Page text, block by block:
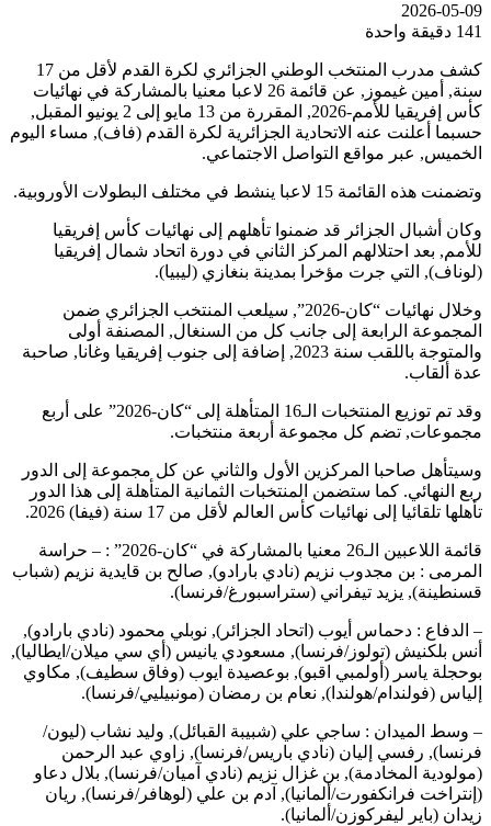
2026-05-09
141 دقيقة واحدة
كشف مدرب المنتخب الوطني الجزائري لكرة القدم لأقل من 17
سنة, أمين غيموز, عن قائمة 26 لاعبا معنيا بالمشاركة في نهائيات
كأس إفريقيا للأمم-2026, المقررة من 13 مايو إلى 2 يونيو المقبل,
حسبما أعلنت عنه الاتحادية الجزائرية لكرة القدم (فاف), مساء اليوم
الخميس, عبر مواقع التواصل الاجتماعي.
وتضمنت هذه القائمة 15 لاعبا ينشط في مختلف البطولات الأوروبية.
وكان أشبال الجزائر قد ضمنوا تأهلهم إلى نهائيات كأس إفريقيا
للأمم, بعد احتلالهم المركز الثاني في دورة اتحاد شمال إفريقيا
(لوناف), التي جرت مؤخرا بمدينة بنغازي (ليبيا).
وخلال نهائيات “كان-2026”, سيلعب المنتخب الجزائري ضمن
المجموعة الرابعة إلى جانب كل من السنغال, المصنفة أولى
والمتوجة باللقب سنة 2023, إضافة إلى جنوب إفريقيا وغانا, صاحبة
عدة ألقاب.
وقد تم توزيع المنتخبات الـ16 المتأهلة إلى “كان-2026” على أربع
مجموعات, تضم كل مجموعة أربعة منتخبات.
وسيتأهل صاحبا المركزين الأول والثاني عن كل مجموعة إلى الدور
ربع النهائي. كما ستضمن المنتخبات الثمانية المتأهلة إلى هذا الدور
تأهلها تلقائيا إلى نهائيات كأس العالم لأقل من 17 سنة (فيفا) 2026.
قائمة اللاعبين الـ26 معنيا بالمشاركة في “كان-2026” : – حراسة
المرمى : بن مجدوب نزيم (نادي بارادو), صالح بن قايدية نزيم (شباب
قسنطينة), يزيد تيفراني (ستراسبورغ/فرنسا).
– الدفاع : دحماس أيوب (اتحاد الجزائر), نوبلي محمود (نادي بارادو),
أنس بلكنيش (تولوز/فرنسا), مسعودي يانيس (أي سي ميلان/ايطاليا),
بوحجلة ياسر (أولمبي اقبو), بوعصيدة ايوب (وفاق سطيف), مكاوي
إلياس (فولندام/هولندا), نعام بن رمضان (مونبيليي/فرنسا).
– وسط الميدان : ساجي علي (شبيبة القبائل), وليد نشاب (ليون/
فرنسا), رفسي إليان (نادي باريس/فرنسا), زاوي عبد الرحمن
(مولودية المخادمة), بن غزال نزيم (نادي آميان/فرنسا), بلال دعاو
(إنتراخت فرانكفورت/ألمانيا), آدم بن علي (لوهافر/فرنسا), ريان
زيدان (باير ليفركوزن/ألمانيا).